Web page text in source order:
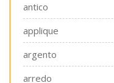
antico
applique
argento
arredo